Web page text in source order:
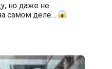
но даже не
самом деле…